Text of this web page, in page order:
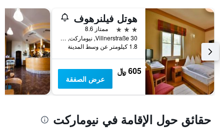
هوتل فيلنرهوف
3 نجوم
ممتاز 8.6
Villnerstraße 30, نيوماركت, ألتو أديجي, إيطاليا
1.8 كيلومتر عن وسط المدينة
605 ﷼
عرض الصفقة
حقائق حول الإقامة في نيوماركت